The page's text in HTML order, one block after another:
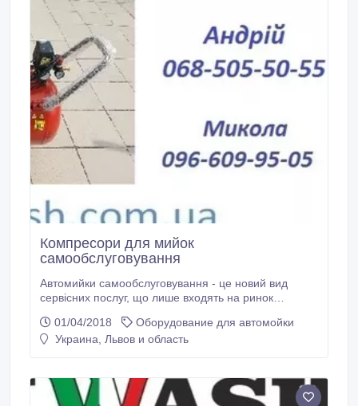
Компресори для мийок
самообслуговування
Автомийки самообслуговування - це новий вид
сервісних послуг, що лише входять на ринок
автомийок самообслуговування, а також
комплектуючі до них по вигідним цінам!
01/04/2018
Оборудование для автомойки
Украина, Львов и область